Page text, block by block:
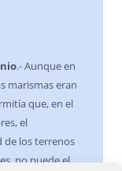
.- Aunque en
marismas eran
que, en el
el
de los terrenos
no puede el